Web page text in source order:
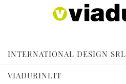
INTERNATIONAL DESIGN SRL
VIADURINI.IT